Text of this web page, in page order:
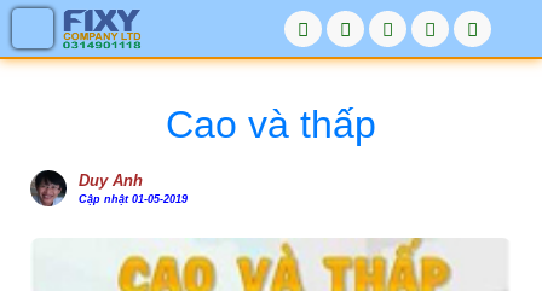
Cao và thấp
Duy Anh
Cập nhật 01-05-2019